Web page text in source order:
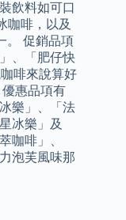
飲料如可口
咖啡，以及
。 促銷品項
、「肥仔快
啡來說算好
惠品項有
樂」、「法
冰樂」及
咖啡」、
泡芙風味那